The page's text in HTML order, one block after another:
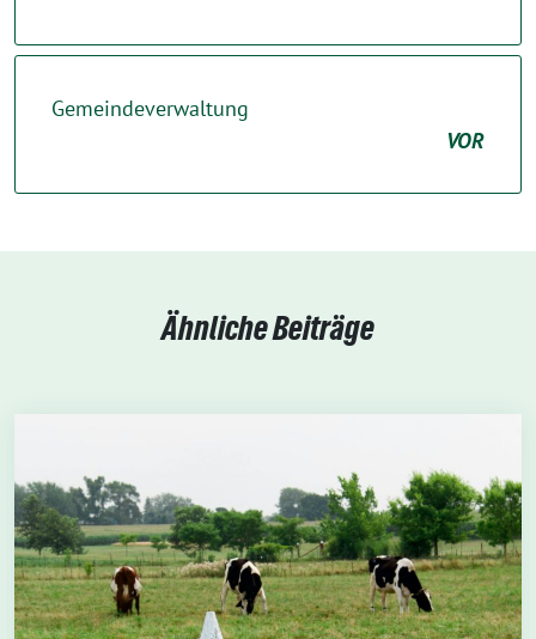
Gemeindeverwaltung
VOR
Ähnliche Beiträge